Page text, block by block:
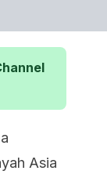
Asia